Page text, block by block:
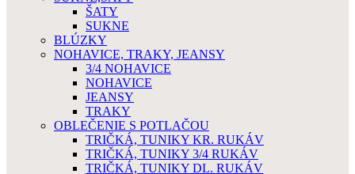
ŠATY
SUKNE
BLÚZKY
NOHAVICE, TRAKY, JEANSY
3/4 NOHAVICE
NOHAVICE
JEANSY
TRAKY
OBLEČENIE S POTLAČOU
TRIČKÁ, TUNIKY KR. RUKÁV
TRIČKÁ, TUNIKY 3/4 RUKÁV
TRIČKÁ, TUNIKY DL. RUKÁV